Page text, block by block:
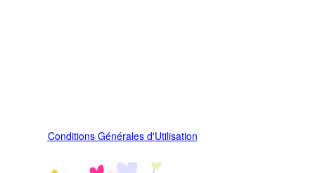
Conditions Générales d'Utilisation